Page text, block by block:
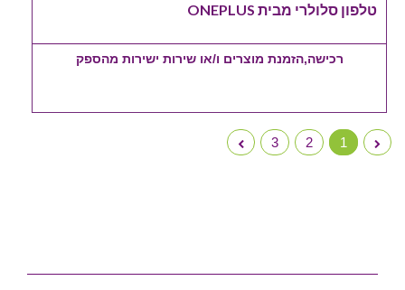
טלפון סלולרי מבית ONEPLUS
רכישה,הזמנת מוצרים ו/או שירות ישירות מהספק
1
2
3